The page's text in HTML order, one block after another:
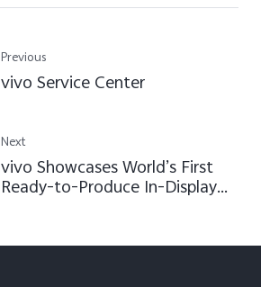
Previous
vivo Service Center
Next
vivo Showcases World’s First
Ready-to-Produce In-Display